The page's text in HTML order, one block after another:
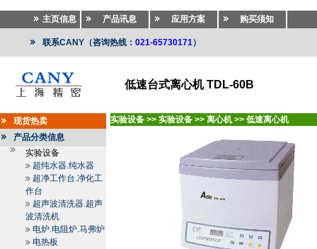
主页信息 产品讯息 应用方案 购买须知
联系CANY（咨询热线： 021-65730171）
低速台式离心机 TDL-60B
现货热卖
产品分类信息
实验设备
超纯水器.纯水器
超净工作台.净化工
作台
超声波清洗器.超声
波清洗机
电炉.电阻炉.马弗炉
电热板
实验设备 >> 实验设备 >> 离心机 >> 低速离心机